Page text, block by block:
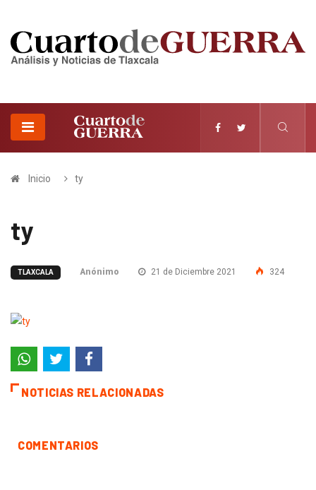
Inicio ty
ty
TLAXCALA Anónimo 21 de Diciembre 2021 324
NOTICIAS RELACIONADAS
COMENTARIOS